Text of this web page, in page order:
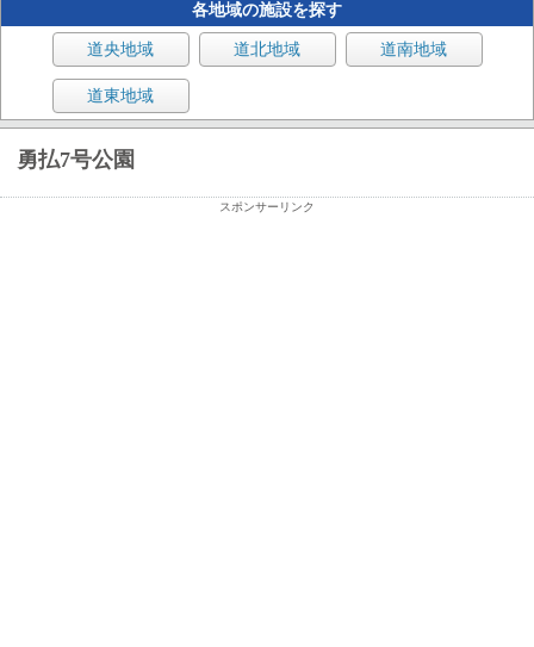
各地域の施設を探す
道央地域 道北地域 道南地域
道東地域
勇払7号公園
スポンサーリンク